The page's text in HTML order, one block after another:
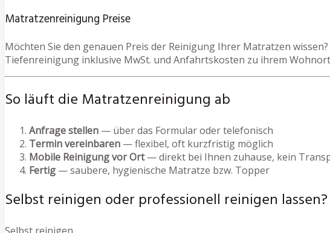
Matratzenreinigung Preise
Möchten Sie den genauen Preis der Reinigung Ihrer Matratzen
Tiefenreinigung inklusive MwSt. und Anfahrtskosten zu ihrem
So läuft die Matratzenreinigung ab
Anfrage stellen — über das Formular oder telefonisch
Termin vereinbaren — flexibel, oft kurzfristig möglich
Mobile Reinigung vor Ort— direkt bei Ihnen zuhause, kein
Fertig — saubere, hygienische Matratze bzw. Topper
Selbst reinigen oder professionell reinigen lassen?